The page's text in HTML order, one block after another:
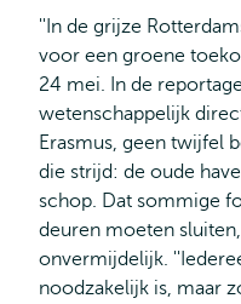
''In de grijze
voor een groene
24 mei. In de
wetenschappelijk
Erasmus, geen twijfel
die strijd: de oude
schop. Dat sommige
deuren moeten
onvermijdelijk.
noodzakelijk is, maar